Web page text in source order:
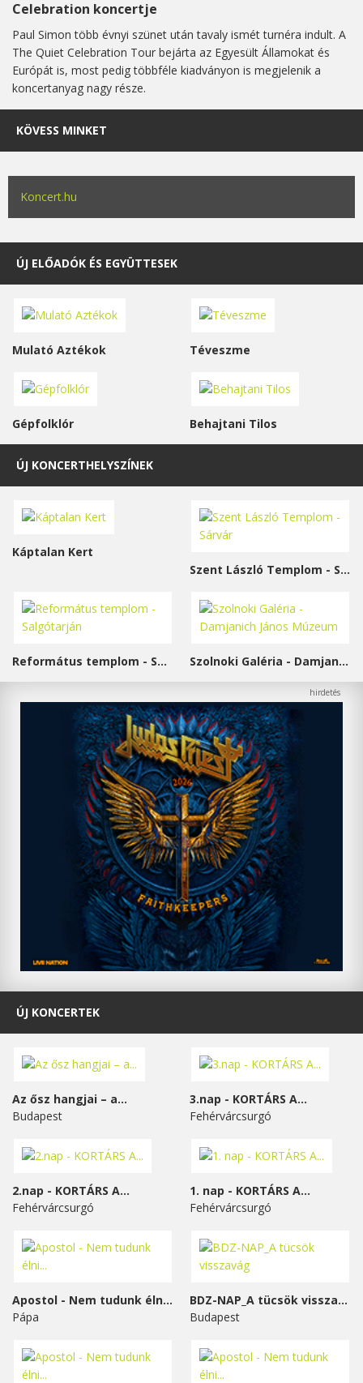
Celebration koncertje
Paul Simon több évnyi szünet után tavaly ismét turnéra indult. A
The Quiet Celebration Tour bejárta az Egyesült Államokat és
Európát is, most pedig többféle kiadványon is megjelenik a
koncertanyag nagy része.
KÖVESS MINKET
Koncert.hu
ÚJ ELŐADÓK ÉS EGYÜTTESEK
Mulató Aztékok Téveszme
Gépfolklór Behajtani Tilos
ÚJ KONCERTHELYSZÍNEK
Káptalan Kert
Szent László Templom - Sárvár
Református templom - Salgótarján Szolnoki Galéria - Damjanich János Múzeum
ÚJ KONCERTEK
Az ősz hangjai – a...
Budapest
3.nap - KORTÁRS A...
Fehérvárcsurgó
2.nap - KORTÁRS A...
Fehérvárcsurgó
1. nap - KORTÁRS A...
Fehérvárcsurgó
Apostol - Nem tudunk élni...
Pápa
BDZ-NAP_A tücsök visszavág
Budapest